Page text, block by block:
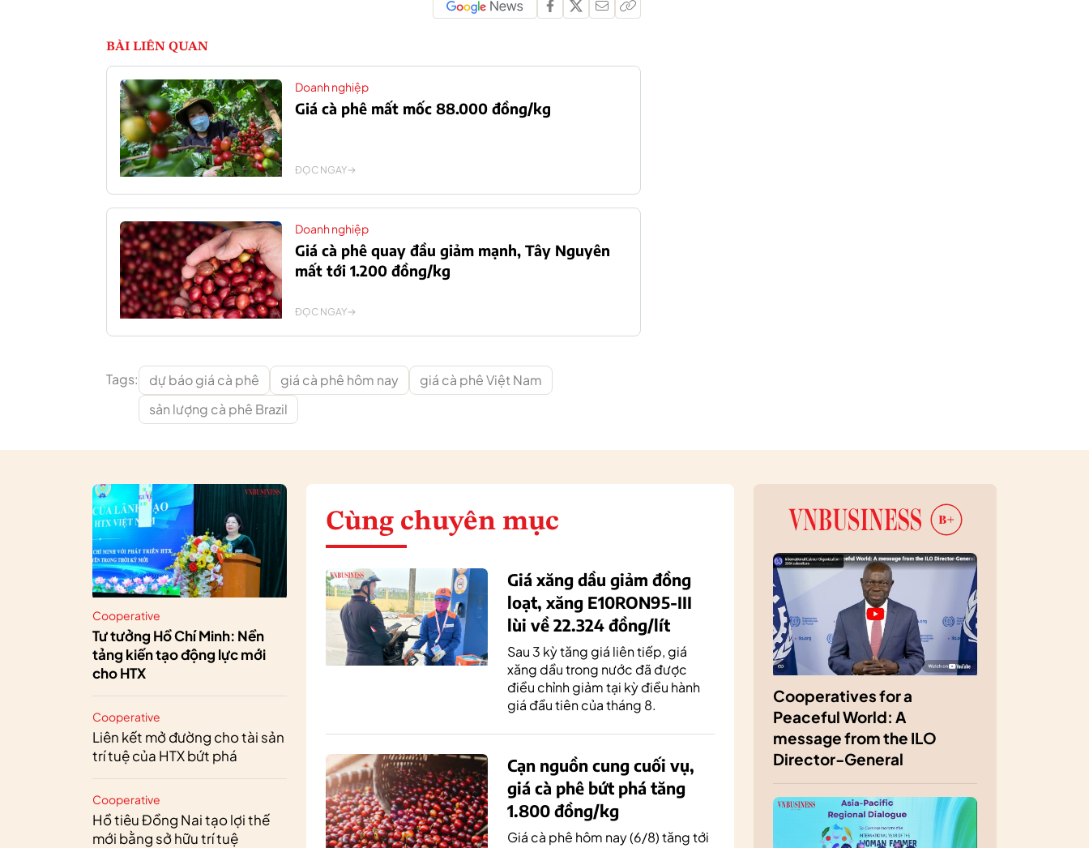
BÀI LIÊN QUAN
Doanh nghiệp
Giá cà phê mất mốc 88.000 đồng/kg
ĐỌC NGAY
Doanh nghiệp
Giá cà phê quay đầu giảm mạnh, Tây Nguyên
mất tới 1.200 đồng/kg
ĐỌC NGAY
Tags: dự báo giá cà phê giá cà phê hôm nay
giá cà phê Việt Nam
sản lượng cà phê Brazil
Cooperative
Tư tưởng Hồ Chí Minh: Nền
tảng kiến tạo động lực mới
cho HTX
Cooperative
Liên kết mở đường cho tài sản
trí tuệ của HTX bứt phá
Cooperative
Hồ tiêu Đồng Nai tạo lợi thế
mới bằng sở hữu trí tuệ
Cùng chuyên mục
Giá xăng dầu giảm đồng
loạt, xăng E10RON95-III
lùi về 22.324 đồng/lít
Sau 3 kỳ tăng giá liên tiếp, giá
xăng dầu trong nước đã được
điều chỉnh giảm tại kỳ điều hành
giá đầu tiên của tháng 8.
Cạn nguồn cung cuối vụ,
giá cà phê bứt phá tăng
1.800 đồng/kg
Giá cà phê hôm nay (6/8) tăng tới
Cooperatives for a
Peaceful World: A
message from the ILO
Director-General